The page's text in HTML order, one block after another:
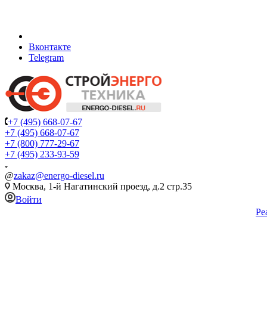
Вконтакте
Telegram
+7 (495) 668-07-67
+7 (495) 668-07-67
+7 (800) 777-29-67
+7 (495) 233-93-59
@zakaz@energo-diesel.ru
Москва, 1-й Нагатинский проезд, д.2 стр.35
Войти